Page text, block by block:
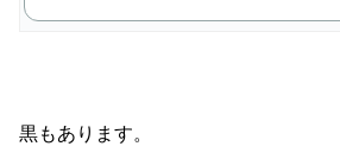
黒もあります。